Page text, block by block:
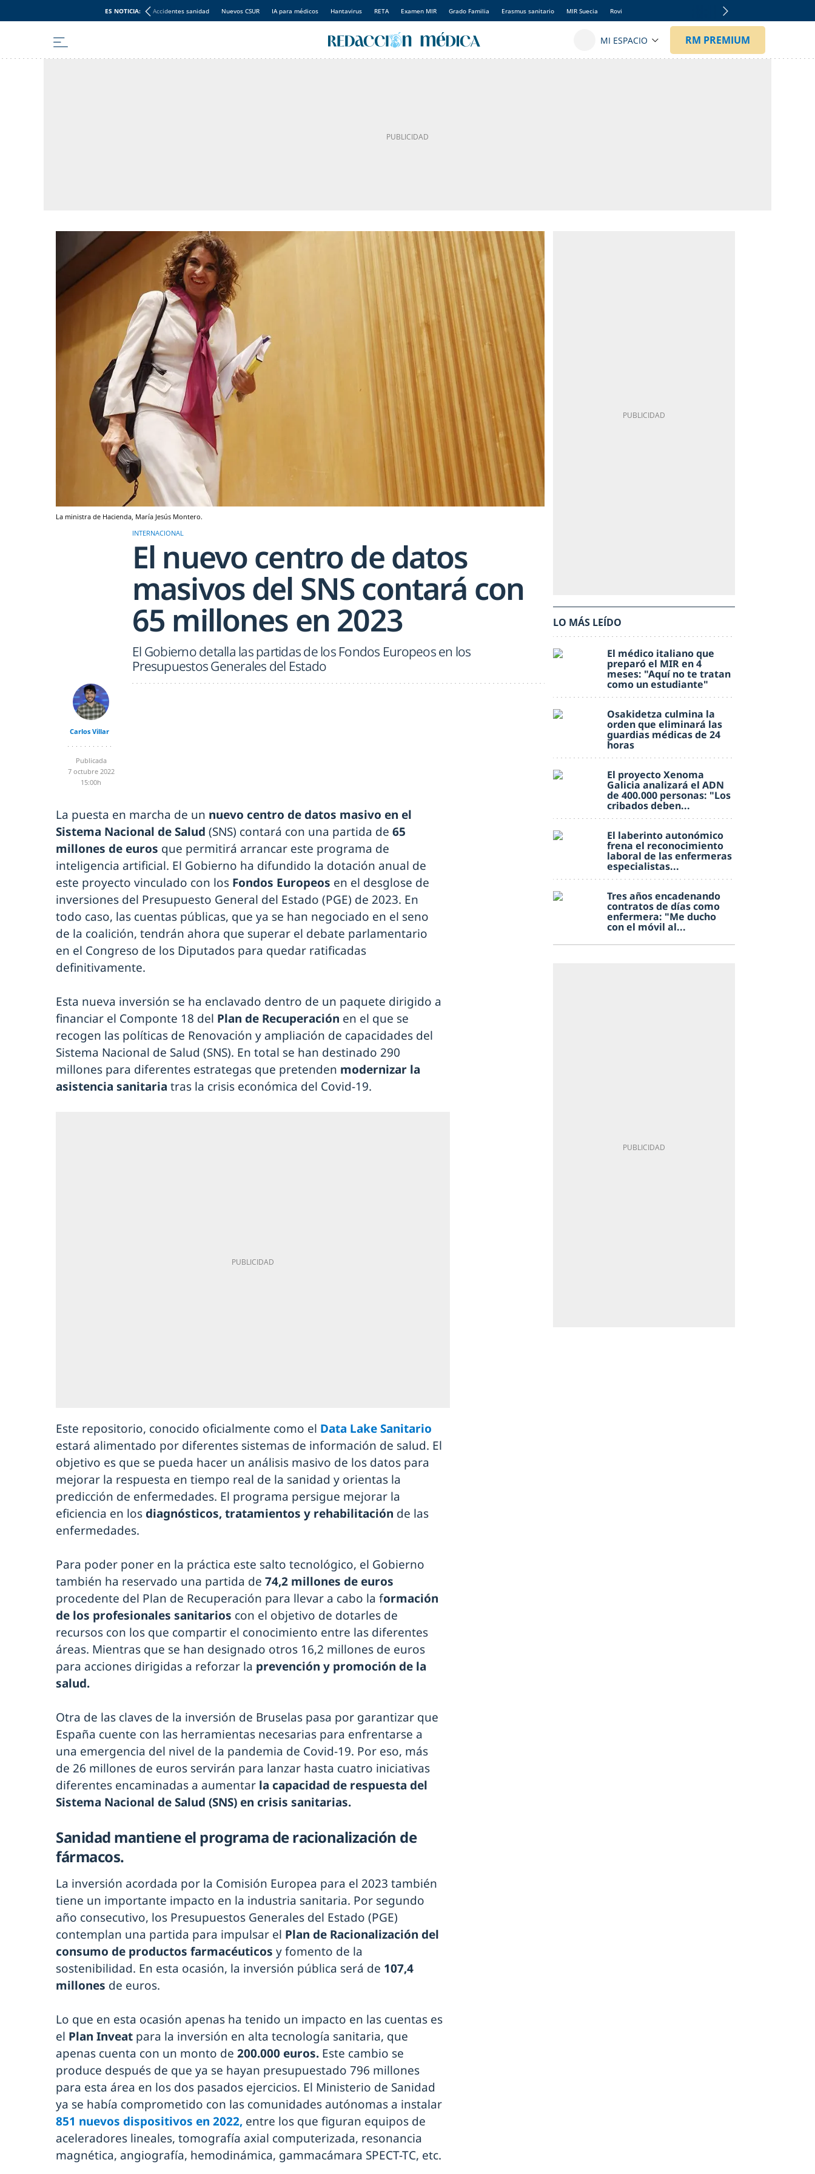
ES NOTICIA: Accidentes sanidad Nuevos CSUR IA para médicos Hantavirus RETA Examen MIR Grado Familia Erasmus sanitario MIR Suecia Rovi
La ministra de Hacienda, María Jesús Montero.
INTERNACIONAL
El nuevo centro de datos
masivos del SNS contará con
65 millones en 2023
El Gobierno detalla las partidas de los Fondos Europeos en los
Presupuestos Generales del Estado
Carlos Villar
Publicada
7 octubre 2022
15:00h
La puesta en marcha de un nuevo centro de datos masivo en el
Sistema Nacional de Salud (SNS) contará con una partida de 65
millones de euros que permitirá arrancar este programa de
inteligencia artificial. El Gobierno ha difundido la dotación anual de
este proyecto vinculado con los Fondos Europeos en el desglose de
inversiones del Presupuesto General del Estado (PGE) de 2023. En
todo caso, las cuentas públicas, que ya se han negociado en el seno
de la coalición, tendrán ahora que superar el debate parlamentario
en el Congreso de los Diputados para quedar ratificadas
definitivamente.
Esta nueva inversión se ha enclavado dentro de un paquete dirigido a
financiar el Componte 18 del Plan de Recuperación en el que se
recogen las políticas de Renovación y ampliación de capacidades del
Sistema Nacional de Salud (SNS). En total se han destinado 290
millones para diferentes estrategas que pretenden modernizar la
asistencia sanitaria tras la crisis económica del Covid-19.
Este repositorio, conocido oficialmente como el Data Lake Sanitario
estará alimentado por diferentes sistemas de información de salud. El
objetivo es que se pueda hacer un análisis masivo de los datos para
mejorar la respuesta en tiempo real de la sanidad y orientas la
predicción de enfermedades. El programa persigue mejorar la
eficiencia en los diagnósticos, tratamientos y rehabilitación de las
enfermedades.
Para poder poner en la práctica este salto tecnológico, el Gobierno
también ha reservado una partida de 74,2 millones de euros
procedente del Plan de Recuperación para llevar a cabo la formación
de los profesionales sanitarios con el objetivo de dotarles de
recursos con los que compartir el conocimiento entre las diferentes
áreas. Mientras que se han designado otros 16,2 millones de euros
para acciones dirigidas a reforzar la prevención y promoción de la
salud.
Otra de las claves de la inversión de Bruselas pasa por garantizar que
España cuente con las herramientas necesarias para enfrentarse a
una emergencia del nivel de la pandemia de Covid-19. Por eso, más
de 26 millones de euros servirán para lanzar hasta cuatro iniciativas
diferentes encaminadas a aumentar la capacidad de respuesta del
Sistema Nacional de Salud (SNS) en crisis sanitarias.
Sanidad mantiene el programa de racionalización de
fármacos.
La inversión acordada por la Comisión Europea para el 2023 también
tiene un importante impacto en la industria sanitaria. Por segundo
año consecutivo, los Presupuestos Generales del Estado (PGE)
contemplan una partida para impulsar el Plan de Racionalización del
consumo de productos farmacéuticos y fomento de la
sostenibilidad. En esta ocasión, la inversión pública será de 107,4
millones de euros.
Lo que en esta ocasión apenas ha tenido un impacto en las cuentas es
el Plan Inveat para la inversión en alta tecnología sanitaria, que
apenas cuenta con un monto de 200.000 euros. Este cambio se
produce después de que ya se hayan presupuestado 796 millones
para esta área en los dos pasados ejercicios. El Ministerio de Sanidad
ya se había comprometido con las comunidades autónomas a instalar
851 nuevos dispositivos en 2022, entre los que figuran equipos de
aceleradores lineales, tomografía axial computerizada, resonancia
magnética, angiografía, hemodinámica, gammacámara SPECT-TC, etc.
LO MÁS LEÍDO
El médico italiano que
preparó el MIR en 4
meses: "Aquí no te tratan
como un estudiante"
Osakidetza culmina la
orden que eliminará las
guardias médicas de 24
horas
El proyecto Xenoma
Galicia analizará el ADN
de 400.000 personas: "Los
cribados deben...
El laberinto autonómico
frena el reconocimiento
laboral de las enfermeras
especialistas...
Tres años encadenando
contratos de días como
enfermera: "Me ducho
con el móvil al...